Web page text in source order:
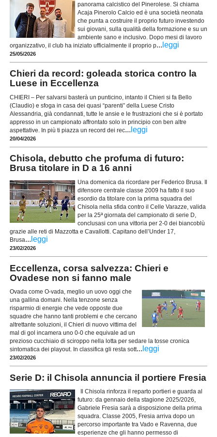
panorama calcistico del Pinerolese. Si chiama
Acaja Pinerolo Calcio ed è una società neonata
che punta a costruire il proprio futuro investendo
sui giovani, sulla qualità della formazione e su un
ambiente sano e inclusivo. Dopo mesi di lavoro
organizzativo, il club ha iniziato ufficialmente il proprio p... leggi
25/05/2026
Chieri da record: goleada storica contro la
Luese in Eccellenza
CHIERI – Per salvarsi basterà un punticino, intanto il Chieri si fa Bello
(Claudio) e sfoga in casa dei quasi “parenti” della Luese Cristo
Alessandria, già condannati, tutte le ansie e le frustrazioni che si è portato
appresso in un campionato affrontato solo in principio con ben altre
aspettative. In più ti piazza un record dei rec... leggi
20/04/2026
Chisola, debutto che profuma di futuro:
Brusa titolare in D a 16 anni
Una domenica da ricordare per Federico Brusa. Il
difensore centrale classe 2009 ha fatto il suo
esordio da titolare con la prima squadra del
Chisola nella sfida contro il Celle Varazze, valida
per la 25ª giornata del campionato di serie D,
conclusasi con una vittoria per 2-0 dei biancoblù
grazie alle reti di Mazzotta e Cavallotti. Capitano dell’Under 17,
Brusa... leggi
23/02/2026
Eccellenza, corsa salvezza: Chieri e
Ovadese non si fanno male
Ovada come O-vada, meglio un uovo oggi che
una gallina domani. Nella tenzone senza
risparmio di energie che vede opposte due
squadre che hanno tanti problemi e che cercano
altrettante soluzioni, il Chieri di nuovo vittima del
mal di gol incamera uno 0-0 che equivale ad un
prezioso cucchiaio di sciroppo nella lotta per sedare la tosse cronica
sintomatica dei playout. In classifica gli resta sott... leggi
23/02/2026
Serie D: il Chisola annuncia il portiere Fresia
Il Chisola rinforza il reparto portieri e guarda al
futuro: da gennaio della stagione 2025/2026,
Gabriele Fresia sarà a disposizione della prima
squadra. Classe 2005, Fresia arriva dopo un
percorso importante tra Vado e Ravenna, due
esperienze che gli hanno permesso di